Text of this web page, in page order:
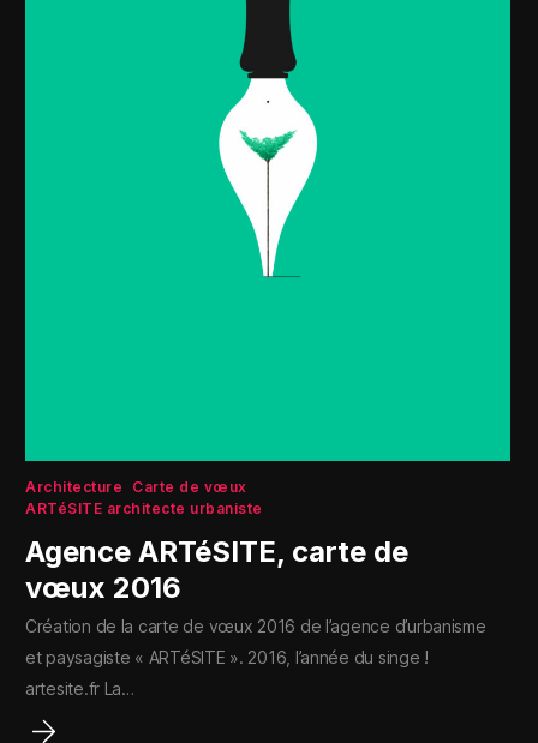
Architecture
Carte de vœux
ARTéSITE architecte urbaniste
Agence ARTéSITE, carte de
vœux 2016
Création de la carte de vœux 2016 de l’agence d’urbanisme
et paysagiste « ARTéSITE ». 2016, l’année du singe !
artesite.fr La…